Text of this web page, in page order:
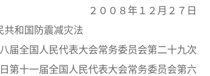
２００８年１２月２７日
共和国防震减灾法
全国人民代表大会常务委员会第二十九次
十一届全国人民代表大会常务委员会第六